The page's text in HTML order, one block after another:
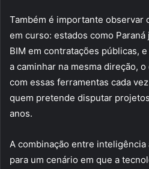
Também é importante observar
em curso: estados como
BIM em contratações públicas,
a caminhar na mesma direção,
com essas ferramentas cada
quem pretende disputar
anos.
A combinação entre
para um cenário em que a